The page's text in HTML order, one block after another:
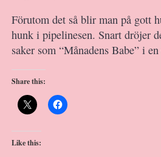
Förutom det så blir man på gott
hunk i pipelinesen. Snart dröjer
saker som “Månadens Babe” i
Share this:
Like this: